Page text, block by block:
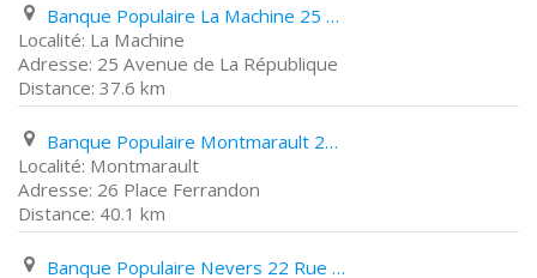
Banque Populaire La Machine 25 Avenue de La République
La Machine
25 Avenue de La République
37.6 km
Banque Populaire Montmarault 26 Place Ferrandon
Montmarault
26 Place Ferrandon
40.1 km
Banque Populaire Nevers 22 Rue Du Petit Mouësse